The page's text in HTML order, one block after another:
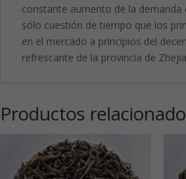
constante aumento de la demanda
sólo cuestión de tiempo que los
en el mercado a principios del
refrescante de la provincia de
Productos